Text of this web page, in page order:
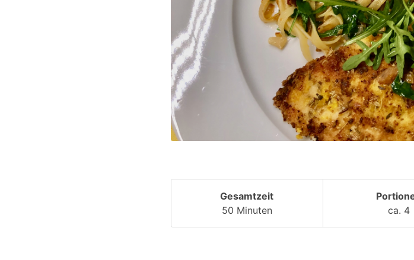
Gesamtzeit
50 Minuten
ca. 4